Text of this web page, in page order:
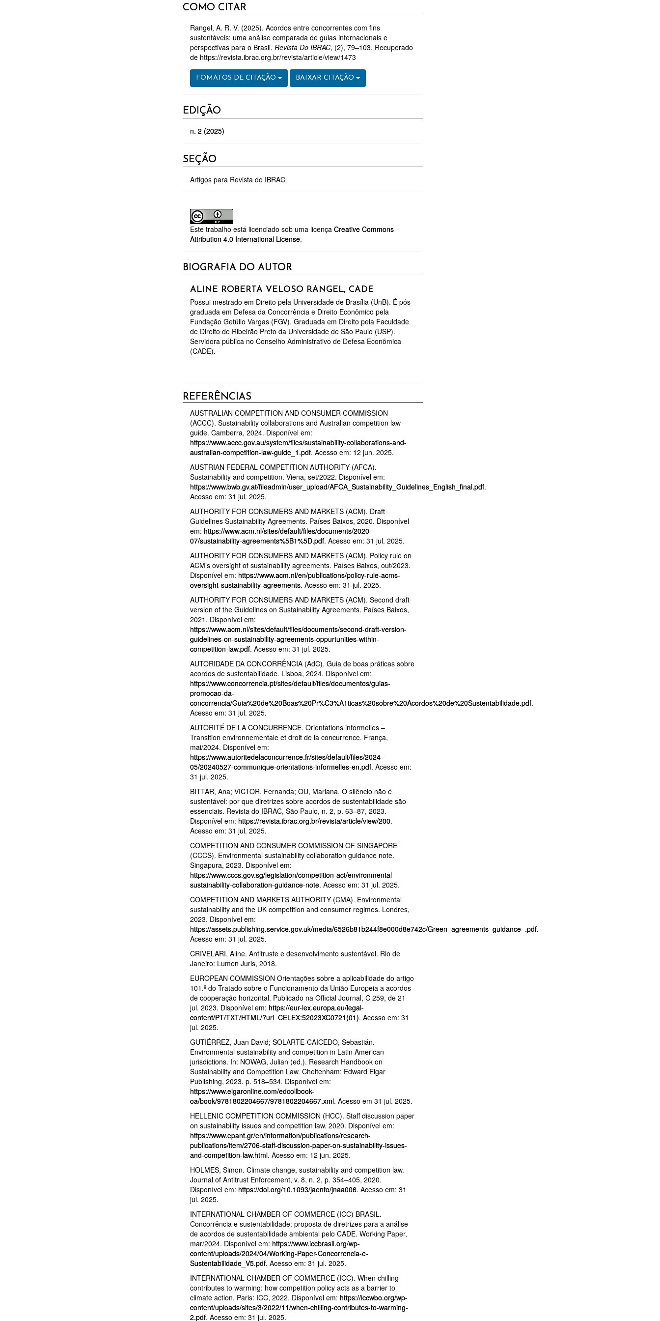
DETALHES
DO
ARTIGO
COMO CITAR
Rangel, A. R. V. (2025). Acordos entre concorrentes com fins
sustentáveis: uma análise comparada de guias internacionais e
perspectivas para o Brasil. Revista Do IBRAC, (2), 79–103. Recuperado
de https://revista.ibrac.org.br/revista/article/view/1473
FOMATOS DE CITAÇÃO BAIXAR CITAÇÃO
EDIÇÃO
n. 2 (2025)
SEÇÃO
Artigos para Revista do IBRAC
Este trabalho está licenciado sob uma licença Creative Commons
Attribution 4.0 International License.
BIOGRAFIA DO AUTOR
ALINE ROBERTA VELOSO RANGEL, CADE
Possui mestrado em Direito pela Universidade de Brasília (UnB). É pós-
graduada em Defesa da Concorrência e Direito Econômico pela
Fundação Getúlio Vargas (FGV). Graduada em Direito pela Faculdade
de Direito de Ribeirão Preto da Universidade de São Paulo (USP).
Servidora pública no Conselho Administrativo de Defesa Econômica
(CADE).
REFERÊNCIAS
AUSTRALIAN COMPETITION AND CONSUMER COMMISSION
(ACCC). Sustainability collaborations and Australian competition law
guide. Camberra, 2024. Disponível em:
https://www.accc.gov.au/system/files/sustainability-collaborations-and-
australian-competition-law-guide_1.pdf. Acesso em: 12 jun. 2025.
AUSTRIAN FEDERAL COMPETITION AUTHORITY (AFCA).
Sustainability and competition. Viena, set/2022. Disponível em:
https://www.bwb.gv.at/fileadmin/user_upload/AFCA_Sustainability_Guidelines_English_final.pdf.
Acesso em: 31 jul. 2025.
AUTHORITY FOR CONSUMERS AND MARKETS (ACM). Draft
Guidelines Sustainability Agreements. Países Baixos, 2020. Disponível
em: https://www.acm.nl/sites/default/files/documents/2020-
07/sustainability-agreements%5B1%5D.pdf. Acesso em: 31 jul. 2025.
AUTHORITY FOR CONSUMERS AND MARKETS (ACM). Policy rule on
ACM’s oversight of sustainability agreements. Países Baixos, out/2023.
Disponível em: https://www.acm.nl/en/publications/policy-rule-acms-
oversight-sustainability-agreements. Acesso em: 31 jul. 2025.
AUTHORITY FOR CONSUMERS AND MARKETS (ACM). Second draft
version of the Guidelines on Sustainability Agreements. Países Baixos,
2021. Disponível em:
https://www.acm.nl/sites/default/files/documents/second-draft-version-
guidelines-on-sustainability-agreements-oppurtunities-within-
competition-law.pdf. Acesso em: 31 jul. 2025.
AUTORIDADE DA CONCORRÊNCIA (AdC). Guia de boas práticas sobre
acordos de sustentabilidade. Lisboa, 2024. Disponível em:
https://www.concorrencia.pt/sites/default/files/documentos/guias-
promocao-da-
concorrencia/Guia%20de%20Boas%20Pr%C3%A1ticas%20sobre%20Acordos%20de%20Sustentabilidade.pdf.
Acesso em: 31 jul. 2025.
AUTORITÉ DE LA CONCURRENCE. Orientations informelles –
Transition environnementale et droit de la concurrence. França,
mai/2024. Disponível em:
https://www.autoritedelaconcurrence.fr/sites/default/files/2024-
05/20240527-communique-orientations-informelles-en.pdf. Acesso em:
31 jul. 2025.
BITTAR, Ana; VICTOR, Fernanda; OU, Mariana. O silêncio não é
sustentável: por que diretrizes sobre acordos de sustentabilidade são
essenciais. Revista do IBRAC, São Paulo, n. 2, p. 63–87, 2023.
Disponível em: https://revista.ibrac.org.br/revista/article/view/200.
Acesso em: 31 jul. 2025.
COMPETITION AND CONSUMER COMMISSION OF SINGAPORE
(CCCS). Environmental sustainability collaboration guidance note.
Singapura, 2023. Disponível em:
https://www.cccs.gov.sg/legislation/competition-act/environmental-
sustainability-collaboration-guidance-note. Acesso em: 31 jul. 2025.
COMPETITION AND MARKETS AUTHORITY (CMA). Environmental
sustainability and the UK competition and consumer regimes. Londres,
2023. Disponível em:
https://assets.publishing.service.gov.uk/media/6526b81b244f8e000d8e742c/Green_agreements_guidance_.pdf.
Acesso em: 31 jul. 2025.
CRIVELARI, Aline. Antitruste e desenvolvimento sustentável. Rio de
Janeiro: Lumen Juris, 2018.
EUROPEAN COMMISSION Orientações sobre a aplicabilidade do artigo
101.º do Tratado sobre o Funcionamento da União Europeia a acordos
de cooperação horizontal. Publicado na Official Journal, C 259, de 21
jul. 2023. Disponível em: https://eur-lex.europa.eu/legal-
content/PT/TXT/HTML/?uri=CELEX:52023XC0721(01). Acesso em: 31
jul. 2025.
GUTIÉRREZ, Juan David; SOLARTE‑CAICEDO, Sebastián.
Environmental sustainability and competition in Latin American
jurisdictions. In: NOWAG, Julian (ed.). Research Handbook on
Sustainability and Competition Law. Cheltenham: Edward Elgar
Publishing, 2023. p. 518–534. Disponível em:
https://www.elgaronline.com/edcollbook-
oa/book/9781802204667/9781802204667.xml. Acesso em 31 jul. 2025.
HELLENIC COMPETITION COMMISSION (HCC). Staff discussion paper
on sustainability issues and competition law. 2020. Disponível em:
https://www.epant.gr/en/information/publications/research-
publications/item/2706-staff-discussion-paper-on-sustainability-issues-
and-competition-law.html. Acesso em: 12 jun. 2025.
HOLMES, Simon. Climate change, sustainability and competition law.
Journal of Antitrust Enforcement, v. 8, n. 2, p. 354–405, 2020.
Disponível em: https://doi.org/10.1093/jaenfo/jnaa006. Acesso em: 31
jul. 2025.
INTERNATIONAL CHAMBER OF COMMERCE (ICC) BRASIL.
Concorrência e sustentabilidade: proposta de diretrizes para a análise
de acordos de sustentabilidade ambiental pelo CADE. Working Paper,
mar/2024. Disponível em: https://www.iccbrasil.org/wp-
content/uploads/2024/04/Working-Paper-Concorrencia-e-
Sustentabilidade_V5.pdf. Acesso em: 31 jul. 2025.
INTERNATIONAL CHAMBER OF COMMERCE (ICC). When chilling
contributes to warming: how competition policy acts as a barrier to
climate action. Paris: ICC, 2022. Disponível em: https://iccwbo.org/wp-
content/uploads/sites/3/2022/11/when-chilling-contributes-to-warming-
2.pdf. Acesso em: 31 jul. 2025.